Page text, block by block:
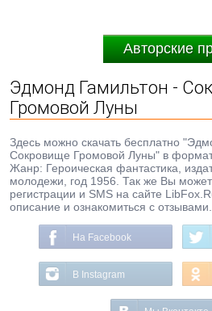
Авторские
Эдмонд Гамильтон -
Громовой Луны
Здесь можно скачать бесплатно
Сокровище Громовой Луны" в
Жанр: Героическая фантастика,
молодежи, год 1956. Так же Вы
регистрации и SMS на сайте
описание и ознакомиться с отзывами.
На Facebook
В Instagram